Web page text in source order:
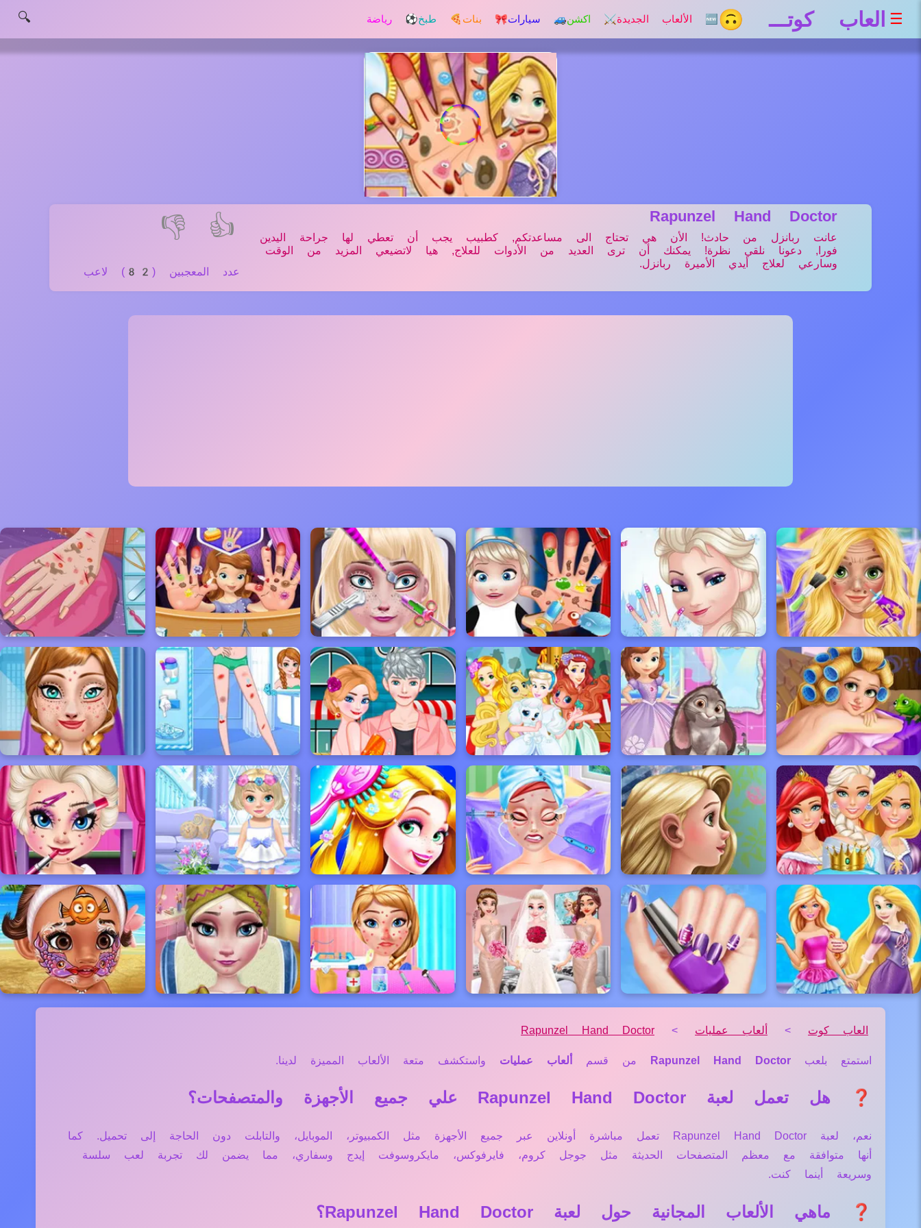
☰ العاب كوتـــ 🙃 🆕 الألعاب الجديدة ⚔️ اكشن🚙 سيارات🎀 بنات 🍕 طبخ⚽ رياضة 🔍
👍
👎
عدد المعجبين (82) لاعب
Rapunzel Hand Doctor
عانت ربانزل من حادث! الأن هي تحتاج الى مساعدتكم, كطبيب يجب أن تعطي لها جراحة اليدين
فورا, دعونا نلقي نظرة! يمكنك أن ترى العديد من الأدوات للعلاج, هيا لاتضيعي المزيد من الوقت
وسارعي لعلاج أيدي الأميرة ربانزل.
العاب كوت > ألعاب عمليات >
Rapunzel Hand Doctor
استمتع بلعب Rapunzel Hand Doctor من قسم ألعاب عمليات واستكشف متعة الألعاب المميزة لدينا.
❓ هل تعمل لعبة Rapunzel Hand Doctor علي جميع الأجهزة والمتصفحات؟
نعم، لعبة Rapunzel Hand Doctor تعمل مباشرة أونلاين عبر جميع الأجهزة مثل الكمبيوتر، الموبايل، والتابلت دون الحاجة إلى تحميل. كما
أنها متوافقة مع معظم المتصفحات الحديثة مثل جوجل كروم، فايرفوكس، مايكروسوفت إيدج وسفاري، مما يضمن لك تجربة لعب سلسة
وسريعة أينما كنت.
❓ ماهي الألعاب المجانية حول لعبة Rapunzel Hand Doctor؟